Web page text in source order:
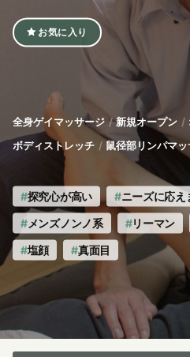
お気に入り
全身ゲイマッサージ 新規オープン
ボディストレッチ
鼠径部リンパマ
探究心が高い ニーズに応え
メンズノンノ系
リーマン
塩顔
真面目